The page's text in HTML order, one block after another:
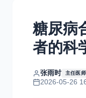
糖尿病
者的科
张雨时 主任医师
2026-05-26